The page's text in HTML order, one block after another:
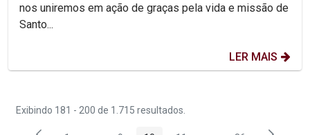
nos uniremos em ação de graças pela vida e missão de
Santo...
LER MAIS
Exibindo 181 - 200 de 1.715 resultados.